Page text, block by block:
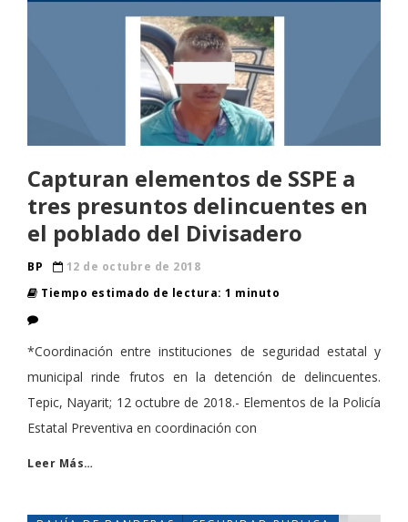
Capturan elementos de SSPE a
tres presuntos delincuentes en
el poblado del Divisadero
BP
12 de octubre de 2018
Tiempo estimado de lectura: 1 minuto
*Coordinación entre instituciones de seguridad estatal y
municipal rinde frutos en la detención de delincuentes.
Tepic, Nayarit; 12 octubre de 2018.- Elementos de la Policía
Estatal Preventiva en coordinación con
Leer Más…